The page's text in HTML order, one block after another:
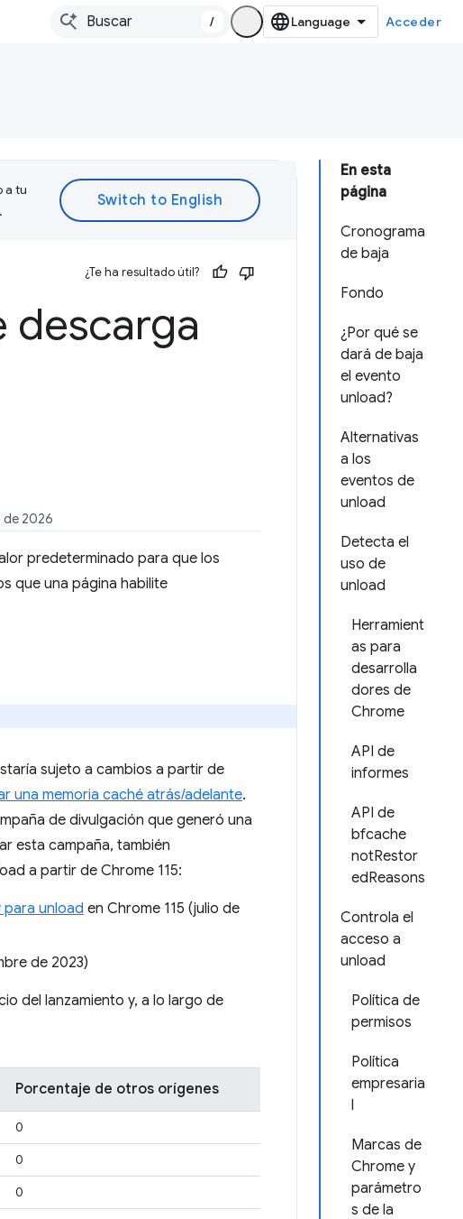
/ Acceder
En esta
página
Cronograma
de baja
Fondo
¿Por qué se
dará de baja
el evento
unload?
Alternativas
a los
eventos de
unload
Detecta el
uso de
unload
Herramient
as para
desarrolla
dores de
Chrome
API de
informes
API de
bfcache
notRestor
edReasons
Controla el
acceso a
unload
Política de
permisos
Política
empresaria
l
Marcas de
Chrome y
parámetro
s de la
a tu
¿Te ha resultado útil?
descarga
de 2026
predeterminado para que los
que una página habilite
sujeto a cambios a partir de
una memoria caché atrás/adelante.
de divulgación que generó una
esta campaña, también
a partir de Chrome 115:
para unload en Chrome 115 (julio de
de 2023)
del lanzamiento y, a lo largo de
Porcentaje de otros orígenes
0
0
0